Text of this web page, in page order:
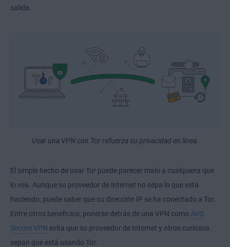
salida.
Usar una VPN con Tor refuerza su privacidad en línea.
El simple hecho de usar Tor puede parecer malo a cualquiera que
lo vea. Aunque su proveedor de Internet no sepa lo que está
haciendo, puede saber que su dirección IP se ha conectado a Tor.
Entre otros beneficios, ponerse detrás de una VPN como AVG
Secure VPN evita que su proveedor de Internet y otros curiosos
sepan que está usando Tor.